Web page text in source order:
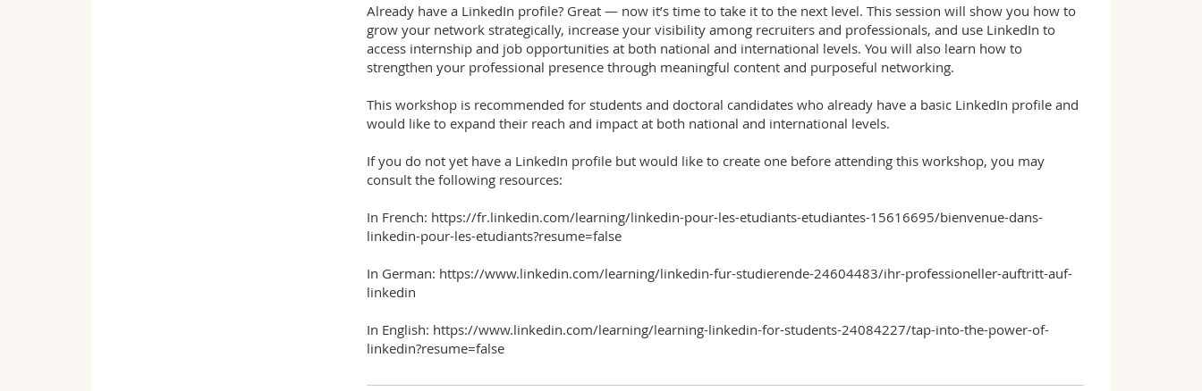
Already have a LinkedIn profile? Great — now it’s time to take it to the next level. This session will show you how to
grow your network strategically, increase your visibility among recruiters and professionals, and use LinkedIn to
access internship and job opportunities at both national and international levels. You will also learn how to
strengthen your professional presence through meaningful content and purposeful networking.
This workshop is recommended for students and doctoral candidates who already have a basic LinkedIn profile and
would like to expand their reach and impact at both national and international levels.
If you do not yet have a LinkedIn profile but would like to create one before attending this workshop, you may
consult the following resources:
In French: https://fr.linkedin.com/learning/linkedin-pour-les-etudiants-etudiantes-15616695/bienvenue-dans-
linkedin-pour-les-etudiants?resume=false
In German: https://www.linkedin.com/learning/linkedin-fur-studierende-24604483/ihr-professioneller-auftritt-auf-
linkedin
In English: https://www.linkedin.com/learning/learning-linkedin-for-students-24084227/tap-into-the-power-of-
linkedin?resume=false